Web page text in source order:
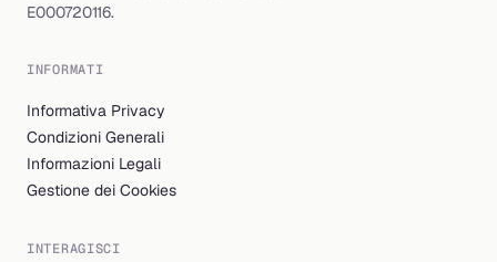
E000720116.
INFORMATI
Informativa Privacy
Condizioni Generali
Informazioni Legali
Gestione dei Cookies
INTERAGISCI